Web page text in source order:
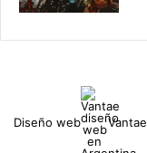
Diseño web Vantae